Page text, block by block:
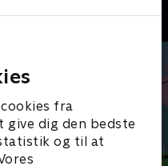
fra
dig den bedste
og til at